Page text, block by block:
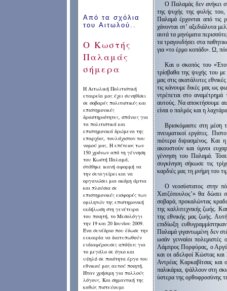
Από τα σχόλια
του Αιτωλού..
Ο Κωστής
Παλαμάς
σήμερα
Η Αιτωλική Πολιτιστική
εταιρεία μας έχει συνηθίσει
σε σοβαρές πολιτιστικές και
επιστημονικές
δραστηριότητες, σπάνιες για
τα πολιτιστικά και
επιστημονικά δρώμενα της
επαρχίας, τουλάχιστον του
νομού μας. Η επέτειος των
150 χρόνων από τη γέννηση
του Κωστή Παλαμά,
στάθηκε ικανή αφορμή να
την συνεγείρει και να
οργανώσει μια ακόμη άρτια
και πλούσια σε
επιστημονικές εισφορές των
ομιλητών της επιστημονική
εκδήλωση στη γενέτειρα
του ποιητή, το Μεσολόγγι
την 19 και 20 Ιουνίου 2009.
Ένα συνέδριο που έδωσε την
ευκαιρία να διατυπωθούν
ενδιαφέρουσες απόψεις για
το μεγάλο σε όγκο και
υψηλό σε ποιότητα έργο του
εθνικού μας αυτού ποιητή.
Ήταν χρήσιμη για πολλούς
λόγους. Και σημαντική της
καθώς πιστεύουμε
Ο Παλαμάς δεν ανήκει
της ψυχής της φυλής
Παλαμά έρχονται από τις
χάνονται στ’ αξεδιάλυτα
αυτά τα μηνύματα
τα τραγουδήσει στα
για «το έρμο κοπάδι». Ω,
Και ο σκοπός του
τρίσβαθα της ψυχής του
μας στις ακατάλυτες
τις κάνουμε δικές μας ως
ντρέπεται στο
αυτούς. Να αποκτήσουμε
είναι ο παλμός και η
Βρισκόμαστε στη μέση
πνευματικοί εργάτες.
πιότερα διψασμένος. Και
ακουστούν και ύμνοι
γέννηση του Παλαμά.
συγκίνηση σήκωσε τις
καρδιές μας τη μνήμη του
Ο νεοσύστατος στην
Χατζόπουλος’» θα δώσει
σοβαρά, προκαλώντας
της καλλιτεχνικής ζωής.
της εθνικής μας ζωής.
επιδίωξη
Παλαμά γιγαντωμένη δεν
ωσάν γενναίοι
Λάμπρος Πορφύρας, ο
και οι αδελφοί Κώστας
Αντρέας Καρκαβίτσας και
παλικάρια, ψάλλουν στη
ύστερα της ορθοφροσύνης